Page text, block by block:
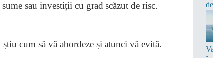
sau investiții cu grad scăzut de risc.
cum să vă abordeze și atunci vă evită.